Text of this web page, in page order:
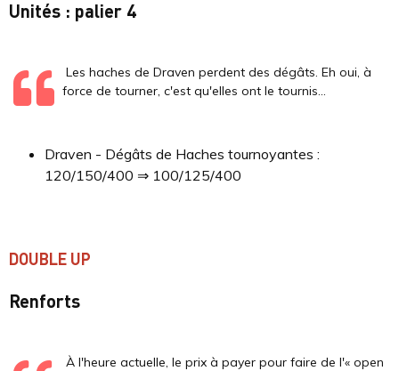
Unités : palier 4
Les haches de Draven perdent des dégâts. Eh oui, à
force de tourner, c'est qu'elles ont le tournis...
Draven - Dégâts de Haches tournoyantes :
120/150/400 ⇒ 100/125/400
DOUBLE UP
Renforts
À l'heure actuelle, le prix à payer pour faire de l'« open